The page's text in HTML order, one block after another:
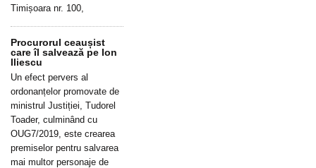
Timișoara nr. 100,
Procurorul ceaușist
care îl salvează pe Ion
Iliescu
Un efect pervers al
ordonanțelor promovate de
ministrul Justiției, Tudorel
Toader, culminând cu
OUG7/2019, este crearea
premiselor pentru salvarea
mai multor personaje de